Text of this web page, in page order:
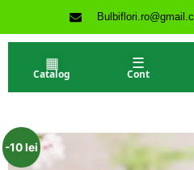
▦
Catalog
☰
Cont
-10 lei